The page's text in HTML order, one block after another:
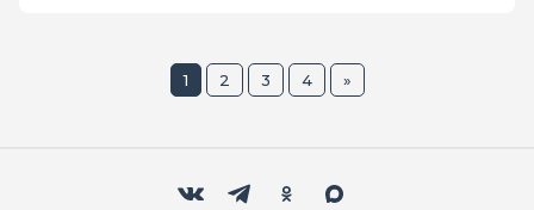
1 2 3 4 »